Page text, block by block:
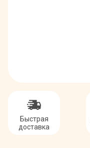
Быстрая
доставка